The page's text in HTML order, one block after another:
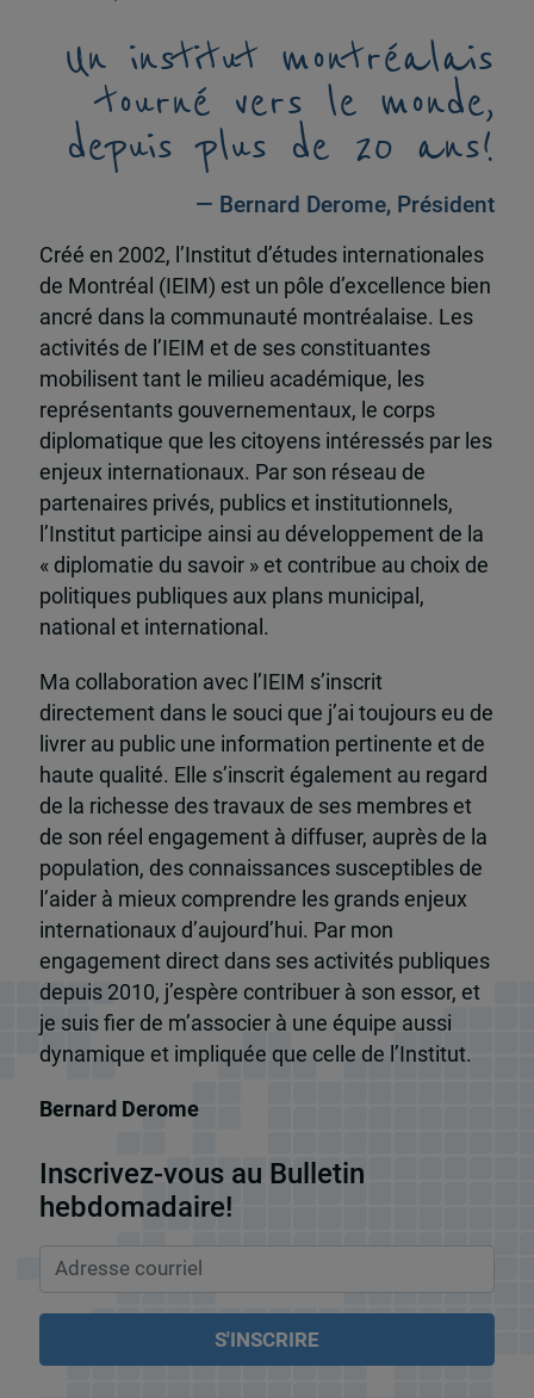
Un institut montréalais
tourné vers le monde,
depuis plus de 20 ans!
— Bernard Derome, Président
Créé en 2002, l’Institut d’études internationales
de Montréal (IEIM) est un pôle d’excellence bien
ancré dans la communauté montréalaise. Les
activités de l’IEIM et de ses constituantes
mobilisent tant le milieu académique, les
représentants gouvernementaux, le corps
diplomatique que les citoyens intéressés par les
enjeux internationaux. Par son réseau de
partenaires privés, publics et institutionnels,
l’Institut participe ainsi au développement de la
« diplomatie du savoir » et contribue au choix de
politiques publiques aux plans municipal,
national et international.
Ma collaboration avec l’IEIM s’inscrit
directement dans le souci que j’ai toujours eu de
livrer au public une information pertinente et de
haute qualité. Elle s’inscrit également au regard
de la richesse des travaux de ses membres et
de son réel engagement à diffuser, auprès de la
population, des connaissances susceptibles de
l’aider à mieux comprendre les grands enjeux
internationaux d’aujourd’hui. Par mon
engagement direct dans ses activités publiques
depuis 2010, j’espère contribuer à son essor, et
je suis fier de m’associer à une équipe aussi
dynamique et impliquée que celle de l’Institut.
Bernard Derome
Inscrivez-vous au Bulletin
hebdomadaire!